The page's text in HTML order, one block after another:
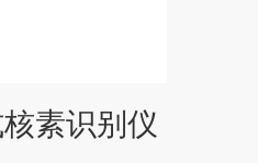
素识别仪